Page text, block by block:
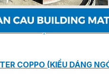
COPPO (KIỂU DÁNG